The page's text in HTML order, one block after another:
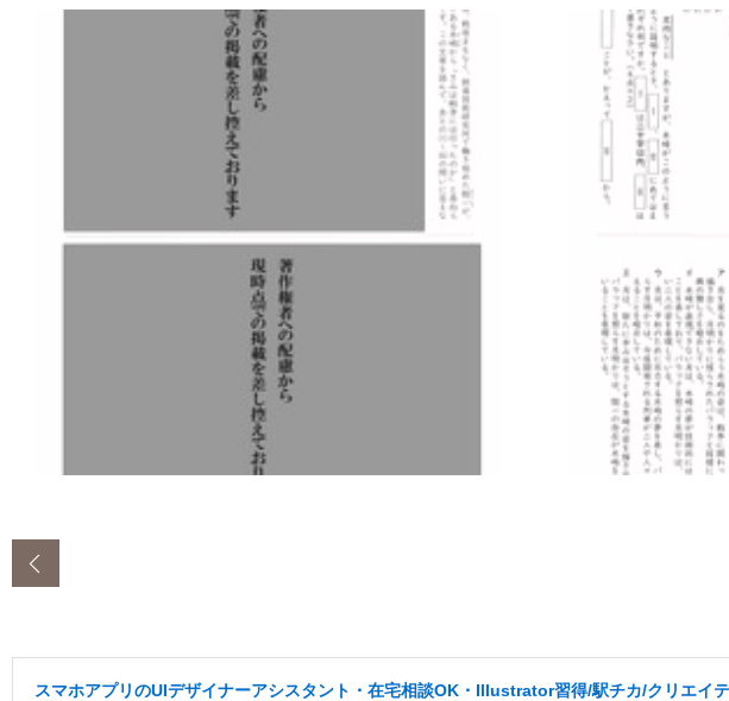
スマホアプリのUIデザイナーアシスタント・在宅相談OK・Illustrator習得/駅チカ/クリエイ